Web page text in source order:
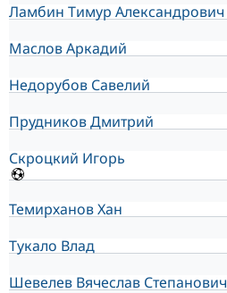
Ламбин Тимур Александрович
Маслов Аркадий
Недорубов Савелий
Прудников Дмитрий
Скроцкий Игорь
Темирханов Хан
Тукало Влад
Шевелев Вячеслав Степанович